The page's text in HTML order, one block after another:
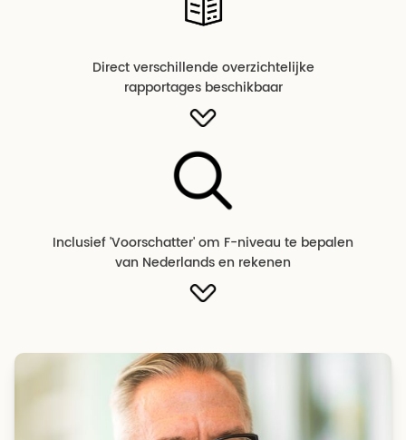
Direct verschillende overzichtelijke
rapportages beschikbaar
Inclusief 'Voorschatter' om F-niveau te bepalen
van Nederlands en rekenen